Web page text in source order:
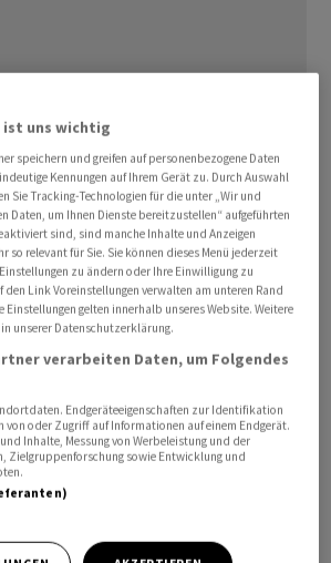
Ölpreisschock infolge des Iran-
kräftig ⁠in die Höhe getrieben.
⁠stiegen im März um 3,3 Prozent
wie ‌das Arbeitsministerium am
Reuters befragte Volkswirte
Die Teuerung hatte im Februar
der Kämpfe in Nahost noch bei
ohne schwankungsanfällige
und Lebensmittel zog im März an -
nach 2,5 Prozent im ​Februar.
da sie ‌den zugrunde
uns wichtig
speichern und greifen auf personenbezogene Daten
Kennungen auf Ihrem Gerät zu. Durch Auswahl
Sie Tracking-Technologien für die unter „Wir und
Daten, um Ihnen Dienste bereitzustellen“ aufgeführten
sind, sind manche Inhalte und Anzeigen
so relevant für Sie. Sie können dieses Menü jederzeit
zu ändern oder Ihre Einwilligung zu
den Link Voreinstellungen verwalten am unteren Rand
Einstellungen gelten innerhalb unseres Website. Weitere
unserer Datenschutzerklärung.
verarbeiten Daten, um Folgendes
Endgeräteeigenschaften zur Identifikation
von oder Zugriff auf Informationen auf einem Endgerät.
Inhalte, Messung von Werbeleistung und der
Zielgruppenforschung sowie Entwicklung und